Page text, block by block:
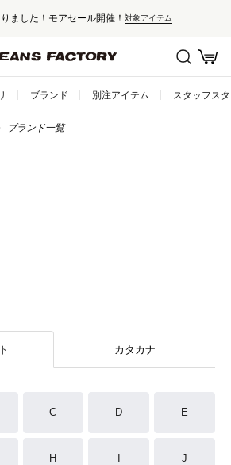
ました！モアセール開催！ 対象アイテム
ブランド 別注アイテム スタッフス
ブランド一覧
カタカナ
C D E
H J